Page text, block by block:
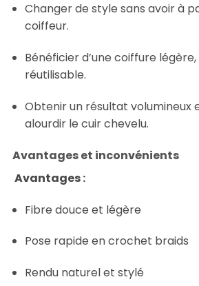
Changer de style sans avoir à
coiffeur.
Bénéficier d’une coiffure
réutilisable.
Obtenir un résultat volumineux
alourdir le cuir chevelu.
Avantages et inconvénients
Avantages :
Fibre douce et légère
Pose rapide en crochet braids
Rendu naturel et stylé